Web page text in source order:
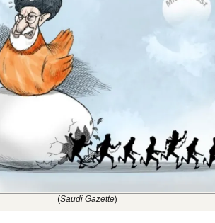
(Saudi Gazette)